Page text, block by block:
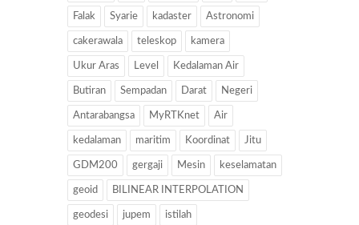
Falak Syarie kadaster Astronomi
cakerawala teleskop kamera
Ukur Aras Level Kedalaman Air
Butiran Sempadan Darat Negeri
Antarabangsa MyRTKnet Air
kedalaman maritim Koordinat Jitu
GDM200 gergaji Mesin keselamatan
geoid BILINEAR INTERPOLATION
geodesi jupem istilah